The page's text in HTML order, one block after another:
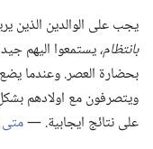
يجب على الوالدين الذين
بانتظام،‏يستمعوا اليهم
بحضارة العصر.‏ وعندما
ويتصرفون مع اولادهم
على نتائج ايجابية.‏ —‏متى ٥:‏٣٧